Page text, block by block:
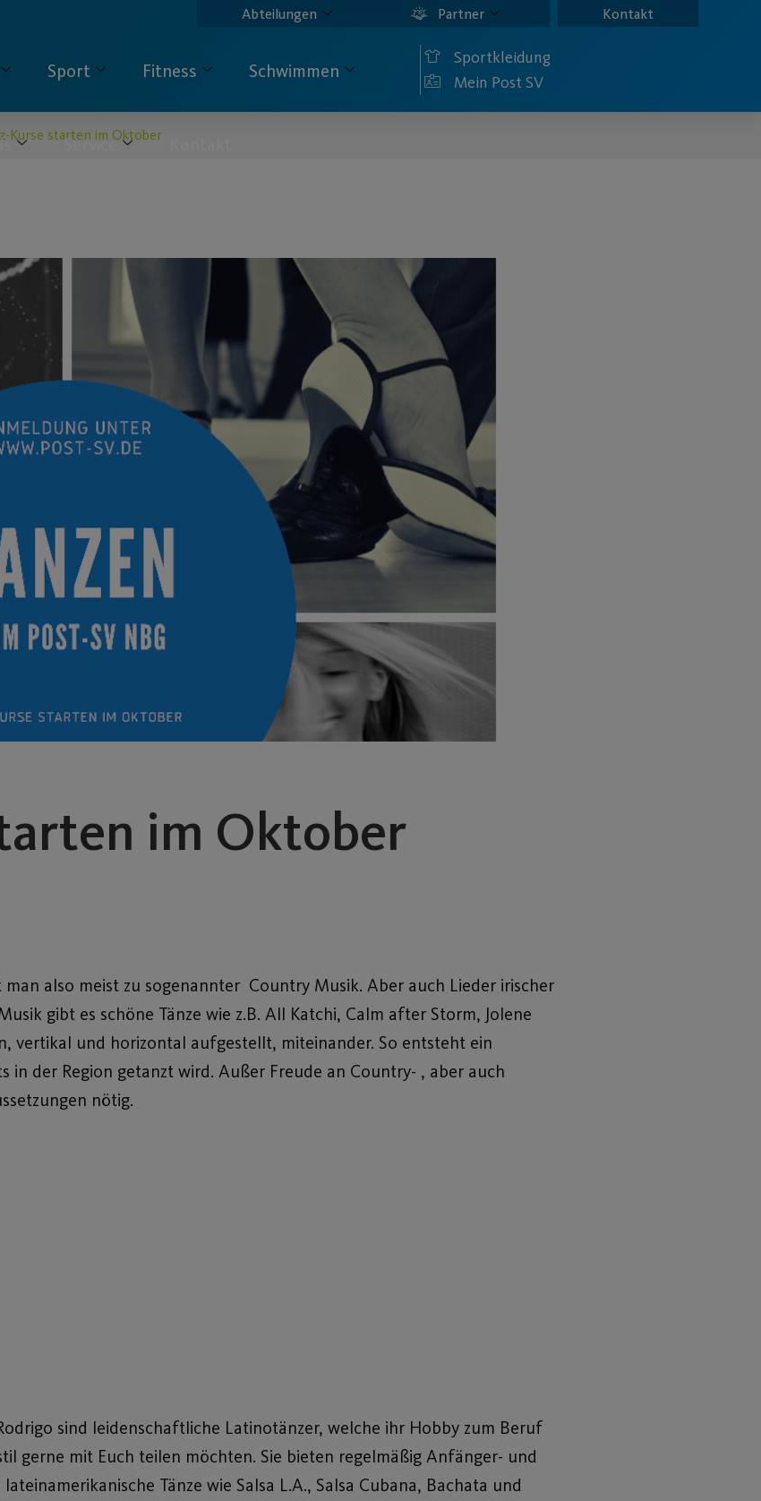
Abteilungen Partner Kontakt
Sport Fitness Schwimmen
Service
Sportkleidung
Mein Post SV
Kurse starten im Oktober
im Oktober
also meist zu sogenannter Country Musik. Aber auch Lieder irischer
gibt es schöne Tänze wie z.B. All Katchi, Calm after Storm, Jolene
vertikal und horizontal aufgestellt, miteinander. So entsteht ein
in der Region getanzt wird. Außer Freude an Country- , aber auch
nötig.
sind leidenschaftliche Latinotänzer, welche ihr Hobby zum Beruf
gerne mit Euch teilen möchten. Sie bieten regelmäßig Anfänger- und
Tänze wie Salsa L.A., Salsa Cubana, Bachata und